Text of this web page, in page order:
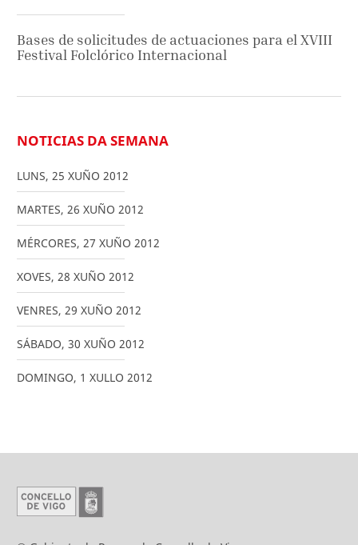
Bases de solicitudes de actuaciones para el XVIII
Festival Folclórico Internacional
NOTICIAS DA SEMANA
LUNS, 25 XUÑO 2012
MARTES, 26 XUÑO 2012
MÉRCORES, 27 XUÑO 2012
XOVES, 28 XUÑO 2012
VENRES, 29 XUÑO 2012
SÁBADO, 30 XUÑO 2012
DOMINGO, 1 XULLO 2012